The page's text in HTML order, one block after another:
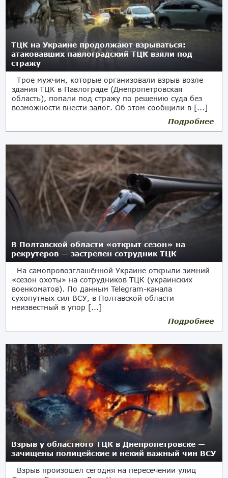
ТЦК на Украине продолжают взрываться:
атаковавших павлоградский ТЦК взяли под
стражу
Трое мужчин, которые организовали взрыв возле
здания ТЦК в Павлограде (Днепропетровская
область), попали под стражу по решению суда без
возможности внести залог. Об этом сообщили в [...]
Подробнее
В Полтавской области «открыт сезон» на
рекрутеров — застрелен сотрудник ТЦК
На самопровозглашённой Украине открыли зимний
«сезон охоты» на сотрудников ТЦК (украинских
военкоматов). По данным Telegram-канала
сухопутных сил ВСУ, в Полтавской области
неизвестный в упор [...]
Подробнее
Взрыв у областного ТЦК в Днепропетровске —
зачищены полицейские и некий важный чин ВСУ
Взрыв произошёл сегодня на пересечении улиц